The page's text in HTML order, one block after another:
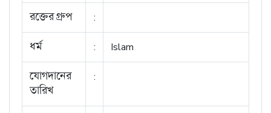
রক্তের গ্রুপ :
ধর্ম : Islam
যোগদানের
তারিখ
: